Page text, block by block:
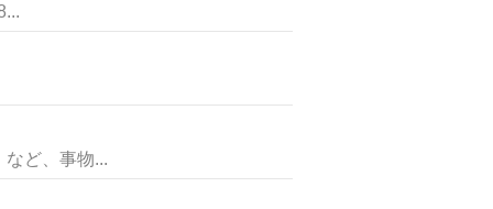
ど、事物...